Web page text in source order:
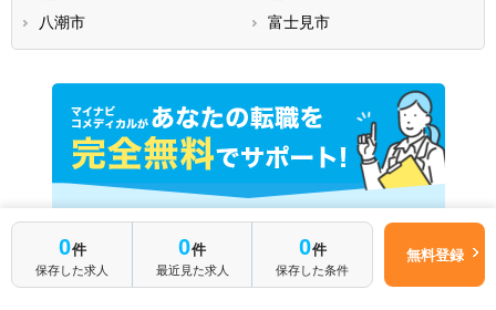
0件
保存した求人
0件
最近見た求人
0件
保存した条件
無料登録
八潮市
富士見市